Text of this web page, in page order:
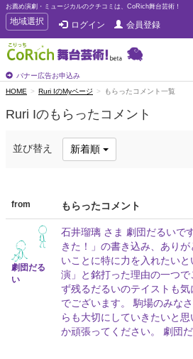
お薦め演劇・ミュージカルのクチコミは、CoRich舞台芸術！
T
o
g
g
e
n
v
a
n
地域選択 ログイン 会員登録
バナー広告お申込み
HOME Ruri IのMyページ もらったコメント一覧
Ruri Iのもらったコメント
並び替え 新着順
from もらったコメント
劇団だる
い
石井瑠璃 さま 劇団だるいで
きた！」の書き込み、あり
いことに特に力を入れたい
演」と銘打った理由の一つ
ず残るだるいのテイストも
でございます。 駒場のみな
らも大切にしていきたいと
か頑張ってください。 劇団